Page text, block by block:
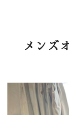
メンズ